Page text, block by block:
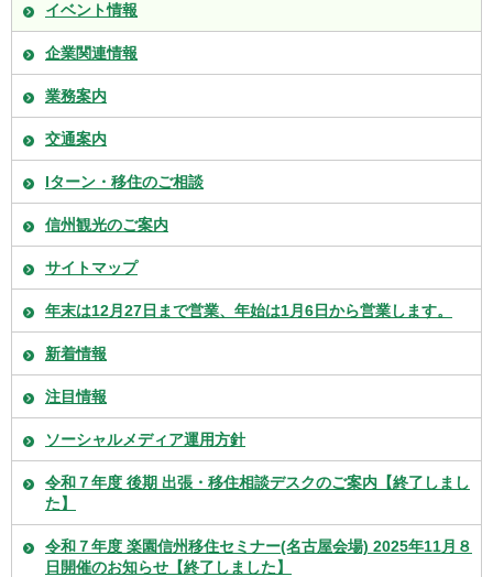
イベント情報
企業関連情報
業務案内
交通案内
Iターン・移住のご相談
信州観光のご案内
サイトマップ
年末は12月27日まで営業、年始は1月6日から営業します。
新着情報
注目情報
ソーシャルメディア運用方針
令和７年度 後期 出張・移住相談デスクのご案内【終了しまし
た】
令和７年度 楽園信州移住セミナー(名古屋会場) 2025年11月８
日開催のお知らせ【終了しました】